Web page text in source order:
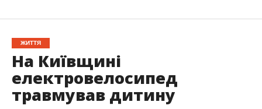
ЖИТТЯ
На Київщині
електровелосипед
травмував дитину